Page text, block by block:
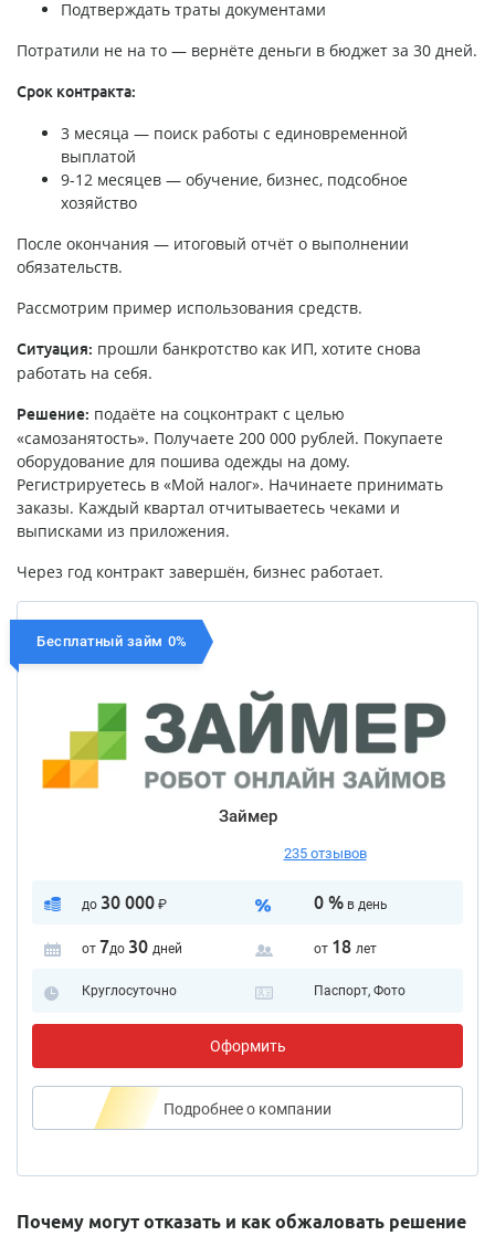
Подтверждать траты документами
Потратили не на то — вернёте деньги в бюджет за 30 дней.
Срок контракта:
3 месяца — поиск работы с единовременной
выплатой
9-12 месяцев — обучение, бизнес, подсобное
хозяйство
После окончания — итоговый отчёт о выполнении
обязательств.
Рассмотрим пример использования средств.
Ситуация: прошли банкротство как ИП, хотите снова
работать на себя.
Решение: подаёте на соцконтракт с целью
«самозанятость». Получаете 200 000 рублей. Покупаете
оборудование для пошива одежды на дому.
Регистрируетесь в «Мой налог». Начинаете принимать
заказы. Каждый квартал отчитываетесь чеками и
выписками из приложения.
Через год контракт завершён, бизнес работает.
Бесплатный займ 0%
Займер
235 отзывов
до 30 000₽ 0 %в день
от 7до 30 дней от 18 лет
Круглосуточно Паспорт, Фото
Оформить
Подробнеео компании
Почему могут отказать и как обжаловать решение